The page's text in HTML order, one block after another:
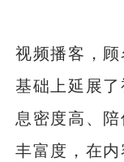
视频播客，
基础上延展
息密度高、
丰富度，在